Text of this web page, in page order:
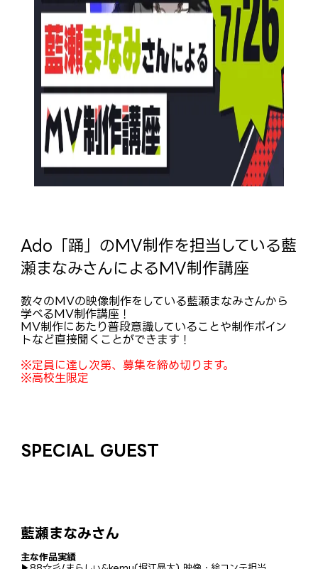
Ado「踊」のMV制作を担当している藍
瀬まなみさんによるMV制作講座
数々のMVの映像制作をしている藍瀬まなみさんから
学べるMV制作講座！
MV制作にあたり普段意識していることや制作ポイン
トなど直接聞くことができます！
※定員に達し次第、募集を締め切ります。
※高校生限定
SPECIAL GUEST
藍瀬まなみさん
主な作品実績